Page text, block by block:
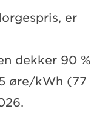
er
dekker 90 %
øre/kWh (77